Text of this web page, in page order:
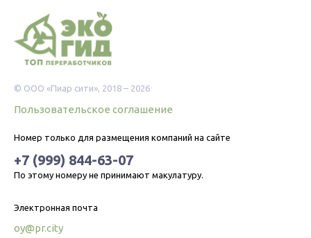
© ООО «Пиар сити», 2018 – 2026
Пользовательское соглашение
Номер только для размещения компаний на сайте
+7 (999) 844-63-07
По этому номеру не принимают макулатуру.
Электронная почта
oy@pr.city